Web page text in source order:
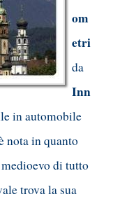
om
etri
da
Inn
in automobile
nota in quanto
di tutto
trova la sua